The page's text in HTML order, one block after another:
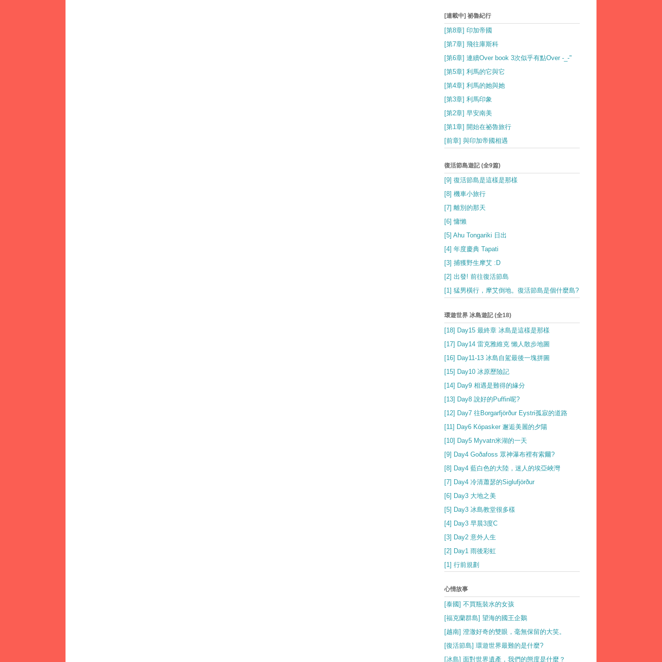
[連載中] 祕魯紀行
[第8章] 印加帝國
[第7章] 飛往庫斯科
[第6章] 連續Over book 3次似乎有點Over -_-"
[第5章] 利馬的它與它
[第4章] 利馬的她與她
[第3章] 利馬印象
[第2章] 早安南美
[第1章] 開始在祕魯旅行
[前章] 與印加帝國相遇
復活節島遊記 (全9篇)
[9] 復活節島是這樣是那樣
[8] 機車小旅行
[7] 離別的那天
[6] 慵懶
[5] Ahu Tongariki 日出
[4] 年度慶典 Tapati
[3] 捕獲野生摩艾 :D
[2] 出發! 前往復活節島
[1] 猛男橫行，摩艾倒地。復活節島是個什麼島?
環遊世界 冰島遊記 (全18)
[18] Day15 最終章 冰島是這樣是那樣
[17] Day14 雷克雅維克 懶人散步地圖
[16] Day11-13 冰島自駕最後一塊拼圖
[15] Day10 冰原歷險記
[14] Day9 相遇是難得的緣分
[13] Day8 說好的Puffin呢?
[12] Day7 往Borgarfjörður Eystri孤寂的道路
[11] Day6 Kópasker 邂逅美麗的夕陽
[10] Day5 Myvatn米湖的一天
[9] Day4 Goðafoss 眾神瀑布裡有索爾?
[8] Day4 藍白色的大陸，迷人的埃亞峽灣
[7] Day4 冷清蕭瑟的Siglufjörður
[6] Day3 大地之美
[5] Day3 冰島教堂很多樣
[4] Day3 早晨3度C
[3] Day2 意外人生
[2] Day1 雨後彩虹
[1] 行前規劃
心情故事
[泰國] 不買瓶裝水的女孩
[福克蘭群島] 望海的國王企鵝
[越南] 澄澈好奇的雙眼，毫無保留的大笑。
[復活節島] 環遊世界最難的是什麼?
[冰島] 面對世界遺產，我們的態度是什麼？